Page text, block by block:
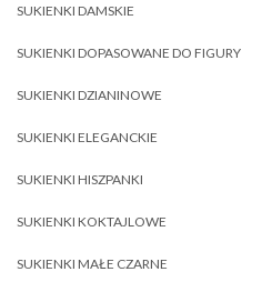
SUKIENKI DAMSKIE
SUKIENKI DOPASOWANE DO FIGURY
SUKIENKI DZIANINOWE
SUKIENKI ELEGANCKIE
SUKIENKI HISZPANKI
SUKIENKI KOKTAJLOWE
SUKIENKI MAŁE CZARNE